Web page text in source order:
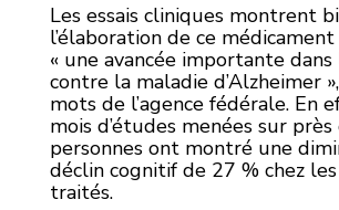
Les essais cliniques montrent
l’élaboration de ce
« une avancée importante
contre la maladie d’Alzheimer
mots de l’agence fédérale. En
mois d’études menées sur
personnes ont montré une
déclin cognitif de 27 % chez
traités.